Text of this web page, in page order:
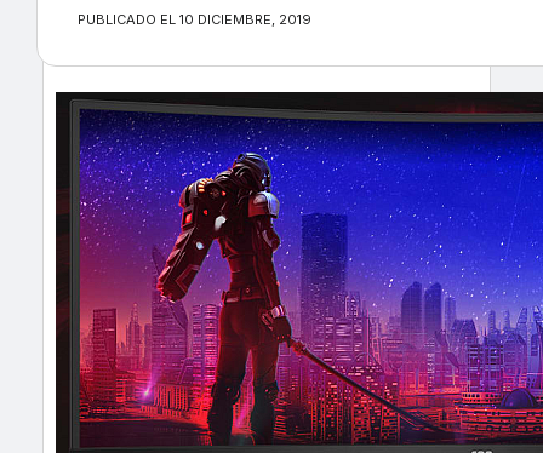
PUBLICADO EL 10 DICIEMBRE, 2019